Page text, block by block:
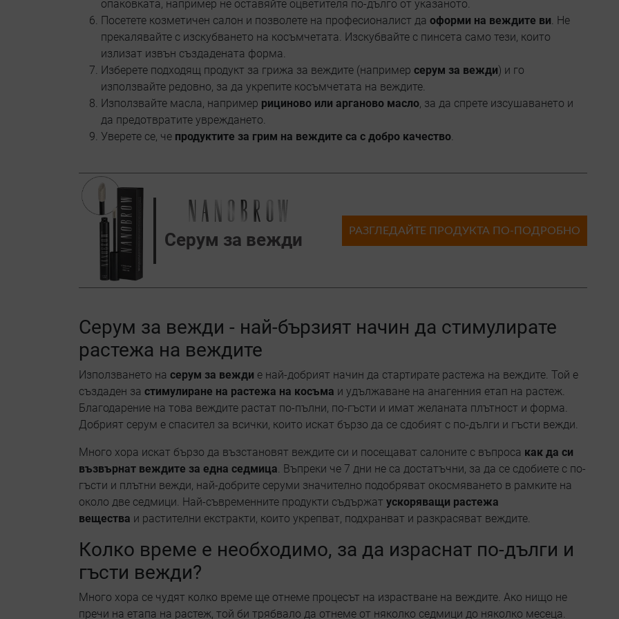
опаковката, например не оставяйте оцветителя по-дълго от указаното.
Посетете козметичен салон и позволете на професионалист да оформи на веждите ви. Не
прекалявайте с изскубването на косъмчетата. Изскубвайте с пинсета само тези, които
излизат извън създадената форма.
Изберете подходящ продукт за грижа за веждите (например серум за вежди) и го
използвайте редовно, за да укрепите косъмчетата на веждите.
Използвайте масла, например рициново или арганово масло, за да спрете изсушаването и
да предотвратите увреждането.
Уверете се, че продуктите за грим на веждите са с добро качество.
Серум за вежди РАЗГЛЕДАЙТЕ ПРОДУКТА ПО-ПОДРОБНО
Серум за вежди - най-бързият начин да стимулирате
растежа на веждите
Използването на серум за вежди е най-добрият начин да стартирате растежа на веждите. Той е
създаден за стимулиране на растежа на косъма и удължаване на анагенния етап на растеж.
Благодарение на това веждите растат по-пълни, по-гъсти и имат желаната плътност и форма.
Добрият серум е спасител за всички, които искат бързо да се сдобият с по-дълги и гъсти вежди.
Много хора искат бързо да възстановят веждите си и посещават салоните с въпроса как да си
възвърнат веждите за една седмица. Въпреки че 7 дни не са достатъчни, за да се сдобиете с по-
гъсти и плътни вежди, най-добрите серуми значително подобряват окосмяването в рамките на
около две седмици. Най-съвременните продукти съдържат ускоряващи растежа
вещества и растителни екстракти, които укрепват, подхранват и разкрасяват веждите.
Колко време е необходимо, за да израснат по-дълги и
гъсти вежди?
Много хора се чудят колко време ще отнеме процесът на израстване на веждите. Ако нищо не
пречи на етапа на растеж, той би трябвало да отнеме от няколко седмици до няколко месеца.